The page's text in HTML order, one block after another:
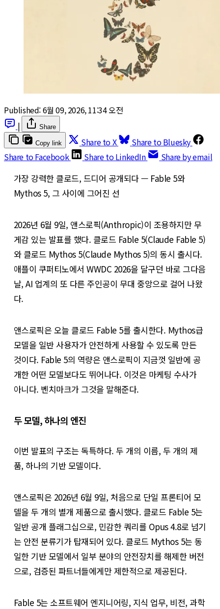
Published:6월 09, 2026, 11:34 오전
|
Share
Copy link Share to X
Share to Bluesky
Share to Facebook
Share to LinkedIn Share by email
가장 강력한 클로드, 드디어 공개되다 — Fable 5와
Mythos 5, 그 사이에 그어진 선
2026년 6월 9일, 앤스로픽(Anthropic)이 조용하지만 무
게감 있는 발표를 했다. 클로드 Fable 5(Claude Fable 5)
와 클로드 Mythos 5(Claude Mythos 5)의 동시 출시다.
애플이 쿠퍼티노에서 WWDC 2026을 달구던 바로 그다음
날, AI 업계의 또 다른 주인공이 무대 중앙으로 걸어 나왔
다.
앤스로픽은 오늘 클로드 Fable 5를 출시한다. Mythos급
모델을 일반 사용자가 안전하게 사용할 수 있도록 만든
것이다. Fable 5의 역량은 앤스로픽이 지금껏 일반에 공
개한 어떤 모델보다도 뛰어나다. 이것은 마케팅 수사가
아니다. 벤치마크가 그것을 말해준다.
두 모델, 하나의 엔진
이번 발표의 구조는 독특하다. 두 개의 이름, 두 개의 제
품, 하나의 기반 모델이다.
앤스로픽은 2026년 6월 9일, 처음으로 단일 프론티어 모
델을 두 개의 별개 제품으로 출시했다. 클로드 Fable 5는
일반 공개 플래그십으로, 민감한 쿼리를 Opus 4.8로 넘기
는 안전 분류기가 탑재되어 있다. 클로드 Mythos 5는 동
일한 기반 모델에서 일부 분야의 안전장치를 해제한 버전
으로, 검증된 파트너들에게만 제한적으로 제공된다.
Fable 5는 소프트웨어 엔지니어링, 지식 업무, 비전, 과학